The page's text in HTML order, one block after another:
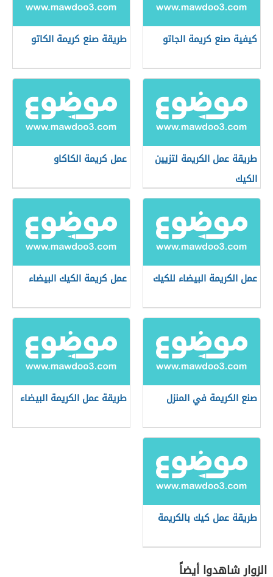
كيفية صنع كريمة الجاتو طريقة صنع كريمة الكاتو
طريقة عمل الكريمة لتزيين
الكيك
عمل كريمة الكاكاو
عمل الكريمة البيضاء للكيك عمل كريمة الكيك البيضاء
صنع الكريمة في المنزل طريقة عمل الكريمة البيضاء
طريقة عمل كيك بالكريمة
الزوار شاهدوا أيضاً